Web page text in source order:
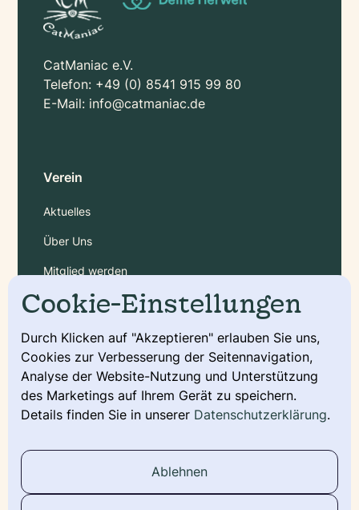
CatManiac e.V.
Telefon: +49 (0) 8541 915 99 80
E-Mail: info@catmaniac.de
Verein
Aktuelles
Über Uns
Mitglied werden
Gebühren
Service
Deckmeldung
Urkunde beantragen
Wurfmeldung
Cookie-Einstellungen
Durch Klicken auf "Akzeptieren" erlauben Sie uns,
Cookies zur Verbesserung der Seitennavigation,
Analyse der Website-Nutzung und Unterstützung
des Marketings auf Ihrem Gerät zu speichern.
Details finden Sie in unserer Datenschutzerklärung.
Ablehnen